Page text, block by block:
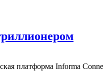
платформа Informa